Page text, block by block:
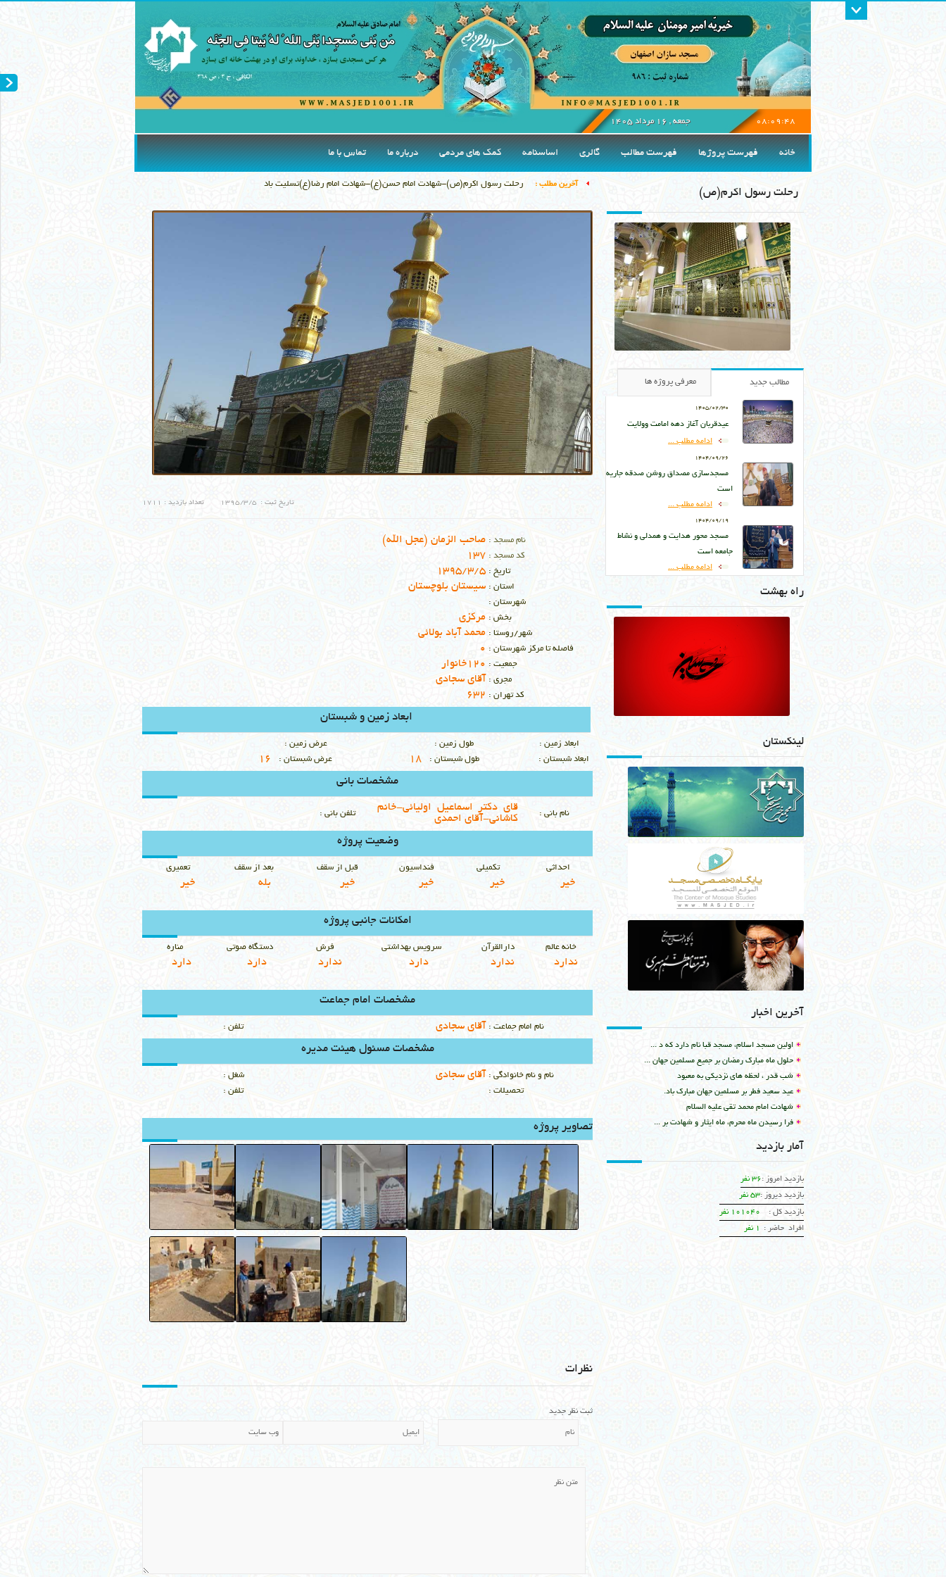
درباره تماس با ما هئیت مدیره
08:09:50 جمعه , 16 مرداد 1405
7 آگوست 2026
خانه فهرست پروژها فهرست مطالب گالری اساسنامه کمک های مردمی درباره ما تماس با ما
آخرین مطلب : رحلت رسول اکرم(ص)-شهادت امام حسن(ع)-شهادت امام رضا(ع)تسلیت باد
تاریخ ثبت : 1395/3/5 تعداد بازدید : 1711
نام مسجد : صاحب الزمان (عجل الله)
کد مسجد : 137
تاریخ : 1395/3/5
استان : سیستان بلوچستان
شهرستان :
بخش : مرکزی
شهر/روستا : محمد آباد بولائی
فاصله تا مركز شهرستان : 0
جمعيت : 120خانوار
مجري : آقای سجادی
كد تهران : 632
ابعاد زمین و شبستان
ابعاد زمين : طول زمين :
عرض زمين :
ابعاد شبستان :
طول شبستان : 18 عرض شبستان : 16
مشخصات بانی
نام باني :
قای دکتر اسماعیل اولیائی-خانم
کاشانی-آقای احمدی
تلفن باني :
وضعيت پروژه
احداثي تكميلي فنداسيون قبل از سقف بعد از سقف تعميري
خير خير خير خير بله خير
امکانات جانبی پروژه
خانه عالم دارالقرآن سرويس بهداشتي فرش دستگاه صوتي مناره
ندارد ندارد دارد ندارد دارد دارد
مشخصات امام جماعت
نام امام جماعت : آقای سجادی تلفن :
مشخصات مسئول هیئت مدیره
نام و نام خانوادگي : آقای سجادی
شغل :
تحصيلات :
تلفن :
تصاویر پروژه
نظرات
ثبت نظر جدید
رحلت رسول اکرم(ص)
مطالب جدید معرفی پروژه ها
1405/02/30
عیدقربان آغاز دهه امامت وولایت
ادامه مطلب ...
1404/09/26
مسجدسازی مصداق روشن صدقه جاریه
است
ادامه مطلب ...
1404/09/19
مسجد محور هدایت و همدلی و نشاط
جامعه است
ادامه مطلب ...
راه بهشت
لینکستان
آخرین اخبار
اولین مسجد اسلام، مسجد قبا نام دارد که د ...
حلول ماه مبارک رمضان بر جمیع مسلمین جهان ...
شب قدر ، لحظه های نزدیکی به معبود
عید سعید فطر بر مسلمین جهان مبارک باد.
شهادت امام محمد تقي علیه السلام
فرا رسیدن ماه محرم، ماه ایثار و شهادت بر ...
آمار بازدید
بازدید امروز :36 نفر
بازدید دیروز :53 نفر
بازدید کل :
101040 نفر
افراد حاضر :
1 نفر